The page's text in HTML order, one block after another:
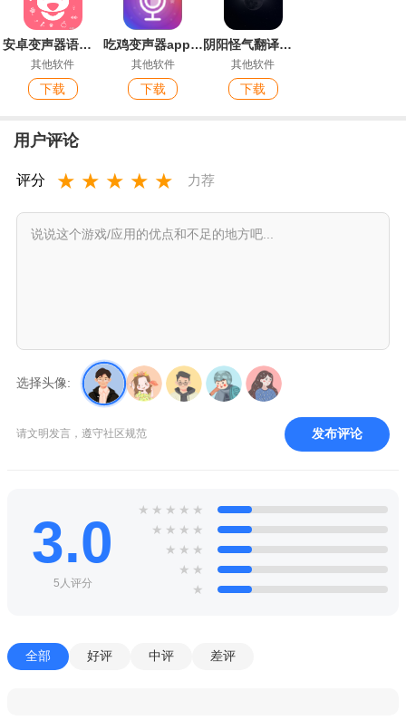
安卓变声器语音包
其他软件
下载
吃鸡变声器app官方版
其他软件
下载
阴阳怪气翻译器手机客户端
其他软件
下载
用户评论
评分 ★ ★ ★ ★ ★ 力荐
选择头像:
请文明发言，遵守社区规范 发布评论
3.0
5人评分
★ ★ ★ ★ ★
★ ★ ★ ★
★ ★ ★
★ ★
★
全部 好评 中评 差评